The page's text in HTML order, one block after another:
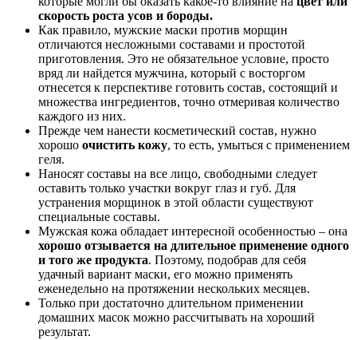
скорость роста усов и бороды.
Как правило, мужские маски против морщин
отличаются несложными составами и простотой
приготовления. Это не обязательное условие, просто
вряд ли найдется мужчина, который с восторгом
отнесется к перспективе готовить состав, состоящий и
множества ингредиентов, точно отмеривая количество
каждого из них.
Прежде чем нанести косметический состав, нужно
хорошо очистить кожу, то есть, умыться с применением
геля.
Наносят составы на все лицо, свободными следует
оставить только участки вокруг глаз и губ. Для
устранения морщинок в этой области существуют
специальные составы.
Мужская кожа обладает интересной особенностью – она
хорошо отзывается на длительное применение одного
и того же продукта. Поэтому, подобрав для себя
удачный вариант маски, его можно применять
еженедельно на протяжении нескольких месяцев.
Только при достаточно длительном применении
домашних масок можно рассчитывать на хороший
результат.